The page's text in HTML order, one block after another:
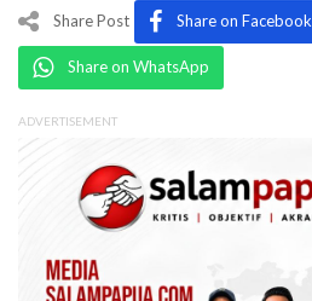
Share Post Share on Facebook
Share on WhatsApp
ADVERTISEMENT